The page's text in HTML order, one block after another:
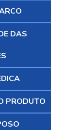
DAS
PRODUTO